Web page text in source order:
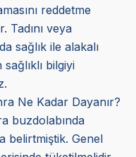
reddetme
Tadını veya
sağlık ile alakalı
bilgiyi
Ne Kadar Dayanır?
buzdolabında
belirtmiştik. Genel